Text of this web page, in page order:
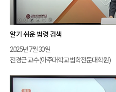
알기 쉬운 법령 검색
2025년 7월 30일
전경근 교수 (아주대학교 법학전문대학원)